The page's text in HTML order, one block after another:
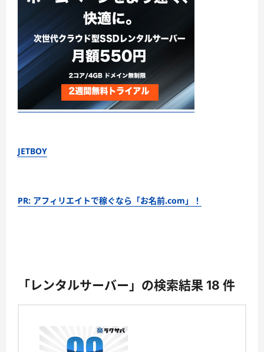
JETBOY
PR: アフィリエイトで稼ぐなら「お名前.com」！
「レンタルサーバー」の検索結果 18 件